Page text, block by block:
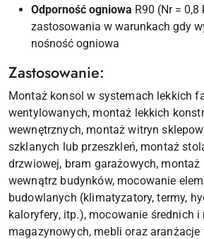
Odporność ogniowa R90 (Nr =
zastosowania w warunkach gdy
nośność ogniowa
Zastosowanie:
Montaż konsol w systemach lekkich
wentylowanych, montaż lekkich
wewnętrznych, montaż witryn
szklanych lub przeszkleń, montaż
drzwiowej, bram garażowych, montaż
wewnątrz budynków, mocowanie
budowlanych (klimatyzatory, termy,
kaloryfery, itp.), mocowanie średnich i
magazynowych, mebli oraz